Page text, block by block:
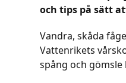
och tips på sätt
Vandra, skåda
Vattenrikets
spång och